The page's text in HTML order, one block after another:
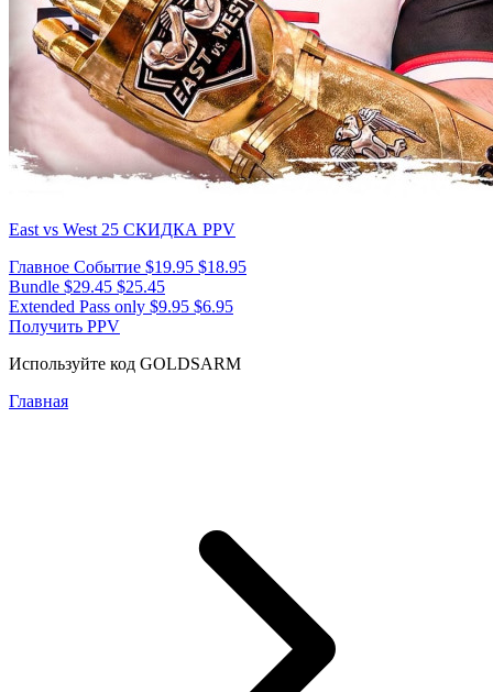
East vs West 25 СКИДКА PPV
Главное Событие $19.95 $18.95
Bundle $29.45 $25.45
Extended Pass only $9.95 $6.95
Получить PPV
Используйте код GOLDSARM
Главная